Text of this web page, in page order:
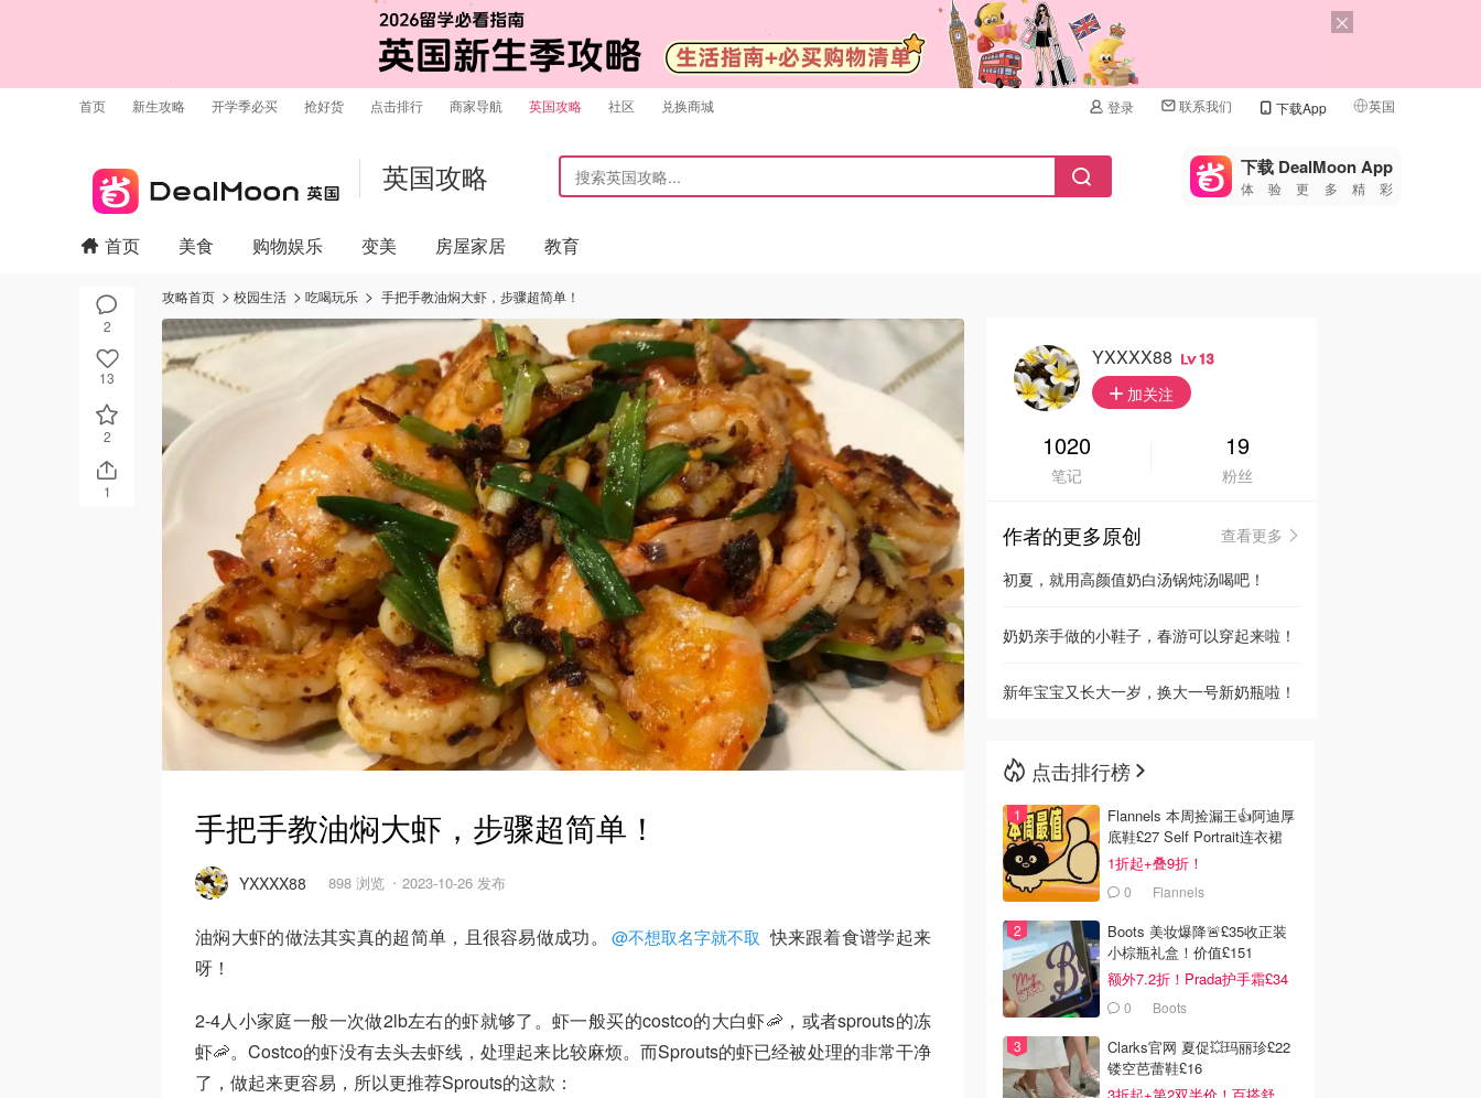
首页 新生攻略 开学季必买 抢好货 点击排行 商家导航 英国攻略 社区 兑换商城 登录 联系我们 下载App 英国
🇺🇸
🇨🇳 中国
🇦🇺
🇳🇿新西兰
英国攻略 下载 DealMoon App
体验更多精彩
2
13
2
1
首页 美食 购物娱乐 变美 房屋家居 教育
攻略首页 校园生活 吃喝玩乐 手把手教油焖大虾，步骤超简单！
手把手教油焖大虾，步骤超简单！
YXXXX88 898 浏览 2023-10-26 发布
油焖大虾的做法其实真的超简单，且很容易做成功。 @不想取名字就不取 快来跟着食谱学起来
呀！
2-4人小家庭一般一次做2lb左右的虾就够了。虾一般买的costco的大白虾🦐，或者sprouts的冻
虾🦐。Costco的虾没有去头去虾线，处理起来比较麻烦。而Sprouts的虾已经被处理的非常干净
了，做起来更容易，所以更推荐Sprouts的这款：
YXXXX88 13
加关注
1020
笔记
19
粉丝
作者的更多原创
查看更多
初夏，就用高颜值奶白汤锅炖汤喝吧！
奶奶亲手做的小鞋子，春游可以穿起来啦！
新年宝宝又长大一岁，换大一号新奶瓶啦！
点击排行榜
Flannels 本周捡漏王👍阿迪厚
底鞋£27 Self Portrait连衣裙
£63
1折起+叠9折！
0 Flannels
Boots 美妆爆降🚨£35收正装
小棕瓶礼盒！价值£151
额外7.2折！Prada护手霜£34
0 Boots
Clarks官网 夏促💥玛丽珍£22
镂空芭蕾鞋£16